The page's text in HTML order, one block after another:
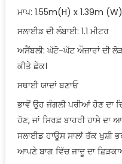
ਮਾਪ: 1.55m(H) x 1.39m
ਸਲਾਈਡ ਦੀ ਲੰਬਾਈ: 1.1 ਮੀਟਰ
ਅਸੈਂਬਲੀ: ਘੱਟੋ-ਘੱਟ ਔਜ਼ਾਰਾਂ ਦੀ
ਕੀਤੇ ਛੇਕ।
ਸਥਾਈ ਯਾਦਾਂ ਬਣਾਓ
ਭਾਵੇਂ ਉਹ ਜੰਗਲੀ ਪਰੀਆਂ ਹੋਣ ਦਾ
ਹੋਣ, ਜਾਂ ਸਿਰਫ਼ ਬਾਹਰੀ ਹਾਸੇ
ਸਲਾਈਡ ਹਾਊਸ ਸਾਲਾਂ ਤੱਕ ਖੁਸ਼ੀ
ਆਪਣੇ ਬਾਗ ਵਿੱਚ ਜਾਦੂ ਦਾ